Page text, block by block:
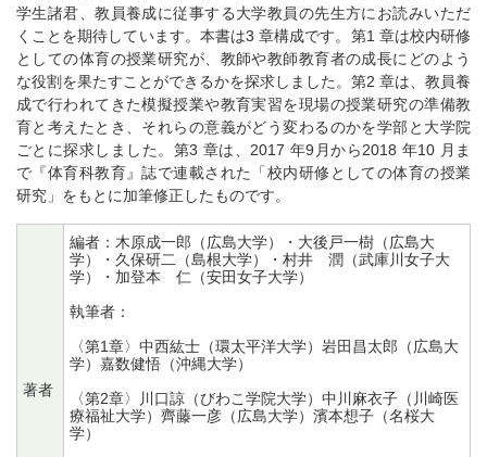
学生諸君、教員養成に従事する大学教員の先生方にお読みいただ
くことを期待しています。本書は3 章構成です。第1 章は校内研修
としての体育の授業研究が、教師や教師教育者の成長にどのよう
な役割を果たすことができるかを探求しました。第2 章は、教員養
成で行われてきた模擬授業や教育実習を現場の授業研究の準備教
育と考えたとき、それらの意義がどう変わるのかを学部と大学院
ごとに探求しました。第3 章は、2017 年9月から2018 年10 月ま
で『体育科教育』誌で連載された「校内研修としての体育の授業
研究」をもとに加筆修正したものです。
著者
編者：木原成一郎（広島大学）・大後戸一樹（広島大
学）・久保研二（島根大学）・村井 潤（武庫川女子大
学）・加登本 仁（安田女子大学）
執筆者：
〈第1章〉中西紘士（環太平洋大学）岩田昌太郎（広島大
学）嘉数健悟（沖縄大学）
〈第2章〉川口諒（びわこ学院大学）中川麻衣子（川崎医
療福祉大学）齊藤一彦（広島大学）濱本想子（名桜大
学）